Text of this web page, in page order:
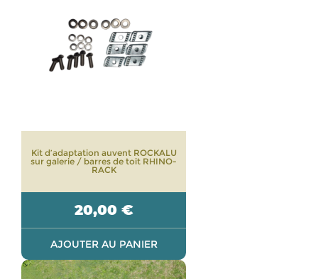
Kit d’adaptation auvent ROCKALU
sur galerie / barres de toit RHINO-
RACK
20,00 €
AJOUTER AU PANIER